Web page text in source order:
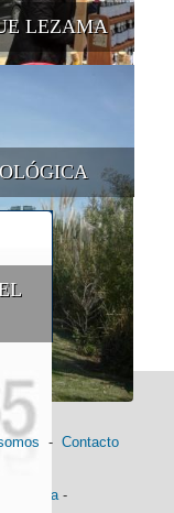
LEZAMA
- Contacto
Historia-